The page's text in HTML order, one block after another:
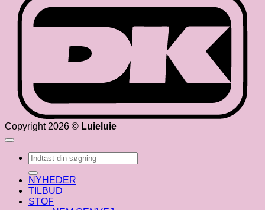
Copyright 2026 © Luieluie
Søg
efter:
NYHEDER
TILBUD
STOF